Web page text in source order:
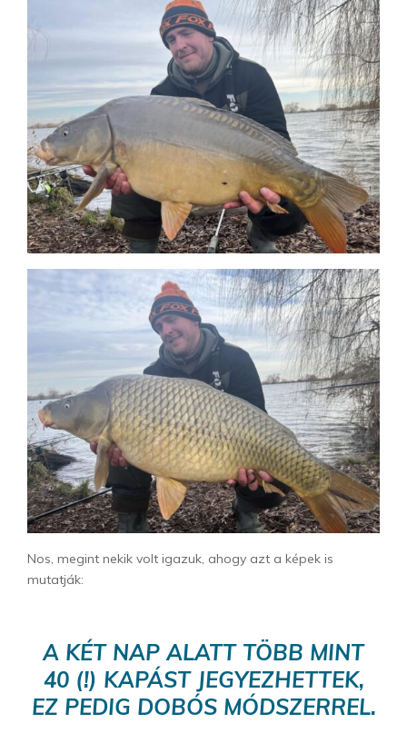
Nos, megint nekik volt igazuk, ahogy azt a képek is
mutatják:
A KÉT NAP ALATT TÖBB MINT
40 (!) KAPÁST JEGYEZHETTEK,
EZ PEDIG DOBÓS MÓDSZERREL.